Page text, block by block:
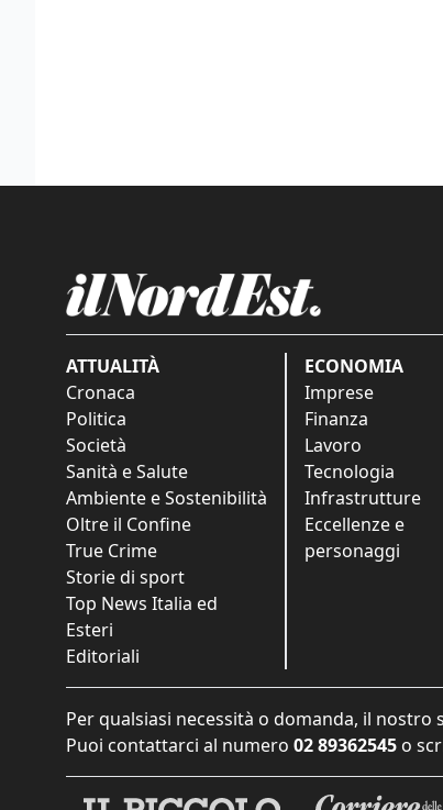
ATTUALITÀ
Cronaca
Politica
Società
Sanità e Salute
Ambiente e Sostenibilità
Oltre il Confine
True Crime
Storie di sport
Top News Italia ed
Esteri
Editoriali
ECONOMIA
Imprese
Finanza
Lavoro
Tecnologia
Infrastrutture
Eccellenze e
personaggi
Per qualsiasi necessità o domanda, il
Puoi contattarci al numero 02 89362545 o